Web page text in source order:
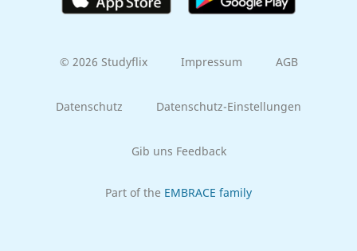
© 2026 Studyflix Impressum AGB
Datenschutz Datenschutz-Einstellungen
Gib uns Feedback
Part of the EMBRACE family